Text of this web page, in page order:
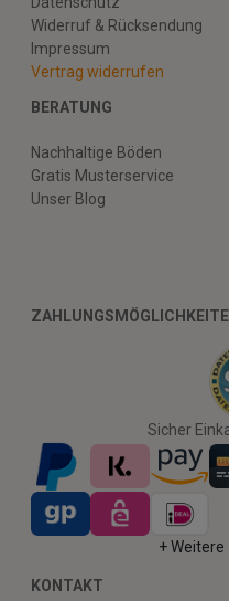
Widerruf & Rücksendung
Impressum
Vertrag widerrufen
BERATUNG
Nachhaltige Böden
Gratis Musterservice
Unser Blog
Sicher
+
KONTAKT